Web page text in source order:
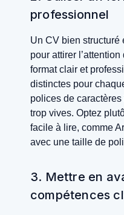
professionnel
Un CV bien structuré
pour attirer
format clair et
distinctes pour
polices de
trop vives. Optez
facile à lire, comme
avec une taille de
3. Mettre en
compétences